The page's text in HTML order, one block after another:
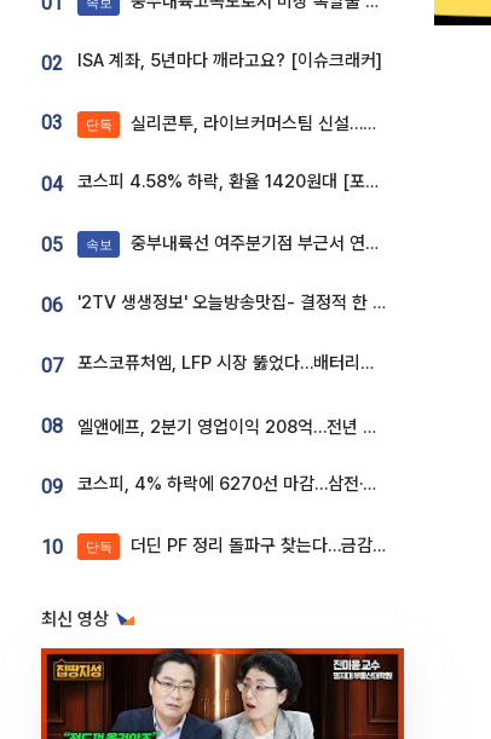
02 ISA 계좌, 5년마다 깨라고요? [이슈크래커]
03 단독 실리콘투, 라이브커머스팀 신설…K뷰티 ‘글로벌 판매망’ 확대[K뷰티 라방戰]
04 코스피 4.58% 하락, 환율 1420원대 [포토]
05 속보 중부내륙선 여주분기점 부근서 연이은 추돌사고 발생
06 '2TV 생생정보' 오늘방송맛집- 결정적 한 수, 3종 메밀면! 메밀 소바 맛집 '의○○○○'
07 포스코퓨처엠, LFP 시장 뚫었다…배터리사와 대규모 장기 공급 합의
08 엘앤에프, 2분기 영업이익 208억…전년 比 흑자전환
09 코스피, 4% 하락에 6270선 마감…삼전·SK하닉 '와르르' 각각 6%·10%대 급락
10 단독 더딘 PF 정리 돌파구 찾는다…금감원, 1년 반 만에 매각설명회 재개
최신 영상